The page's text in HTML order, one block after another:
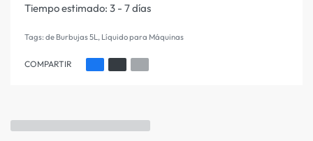
Tiempo estimado: 3 - 7 días
Tags: de Burbujas 5L, Líquido para Máquinas
COMPARTIR